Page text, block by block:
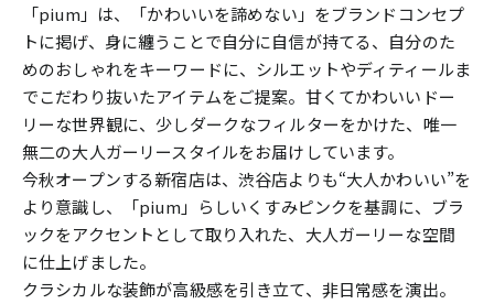
「pium」は、「かわいいを諦めない」をブランドコンセプ
トに掲げ、身に纏うことで自分に自信が持てる、自分のた
めのおしゃれをキーワードに、シルエットやディティールま
でこだわり抜いたアイテムをご提案。甘くてかわいいドー
リーな世界観に、少しダークなフィルターをかけた、唯一
無二の大人ガーリースタイルをお届けしています。
今秋オープンする新宿店は、渋谷店よりも“大人かわいい”を
より意識し、「pium」らしいくすみピンクを基調に、ブラ
ックをアクセントとして取り入れた、大人ガーリーな空間
に仕上げました。
クラシカルな装飾が高級感を引き立て、非日常感を演出。